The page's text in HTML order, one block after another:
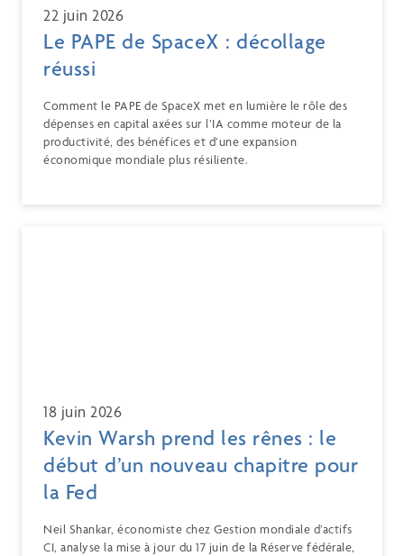
22 juin 2026
Le PAPE de SpaceX : décollage
réussi
Comment le PAPE de SpaceX met en lumière le rôle des
dépenses en capital axées sur l’IA comme moteur de la
productivité, des bénéfices et d’une expansion
économique mondiale plus résiliente.
18 juin 2026
Kevin Warsh prend les rênes : le
début d’un nouveau chapitre pour
la Fed
Neil Shankar, économiste chez Gestion mondiale d’actifs
CI, analyse la mise à jour du 17 juin de la Réserve fédérale,